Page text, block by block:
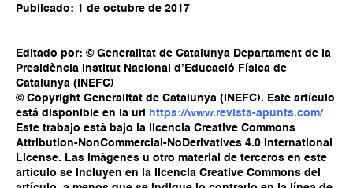
Publicado: 1 de octubre de 2017
Editado por: © Generalitat de Catalunya Departament de la
Presidència Institut Nacional d’Educació Física de
Catalunya (INEFC)
© Copyright Generalitat de Catalunya (INEFC). Este artículo
está disponible en la url
https://www.revista-apunts.com/
Este trabajo está bajo la licencia Creative Commons
Attribution-NonCommercial-NoDerivatives 4.0 International
License. Las imágenes u otro material de terceros en este
artículo se incluyen en la licencia Creative Commons del